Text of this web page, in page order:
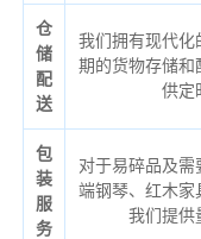
仓
储
配
送
我们拥有现代化
期的货物存储和
供定
包
装
服
务
对于易碎品及
端钢琴、红木家
我们提供